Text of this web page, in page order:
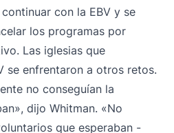
con la EBV y se
los programas por
Las iglesias que
se enfrentaron a otros retos.
no conseguían la
dijo Whitman. «No
que esperaban -